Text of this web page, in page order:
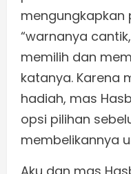
mengungkapkan
“warnanya
memilih dan
katanya. Karena
hadiah, mas
opsi pilihan
membelikannya